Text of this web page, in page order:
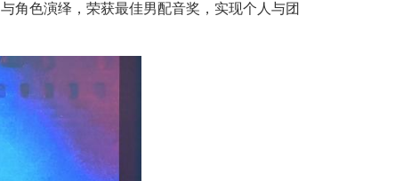
角色演绎，荣获最佳男配音奖，实现个人与团